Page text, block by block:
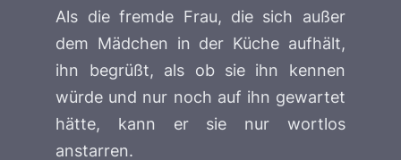
Als die fremde Frau, die sich außer
dem Mädchen in der Küche aufhält,
ihn begrüßt, als ob sie ihn kennen
würde und nur noch auf ihn gewartet
hätte, kann er sie nur wortlos
anstarren.